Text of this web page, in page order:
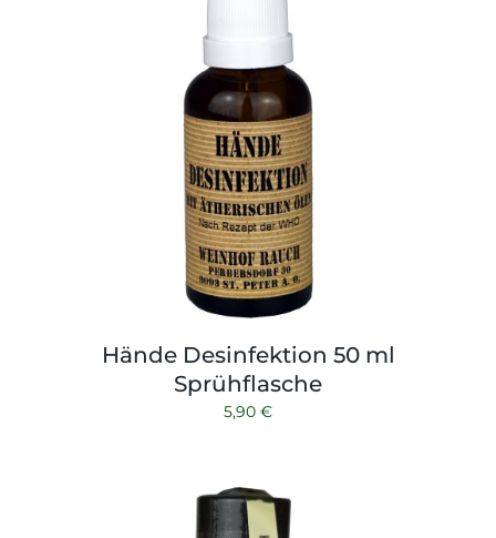
Hände Desinfektion 50 ml
Sprühflasche
5,90 €